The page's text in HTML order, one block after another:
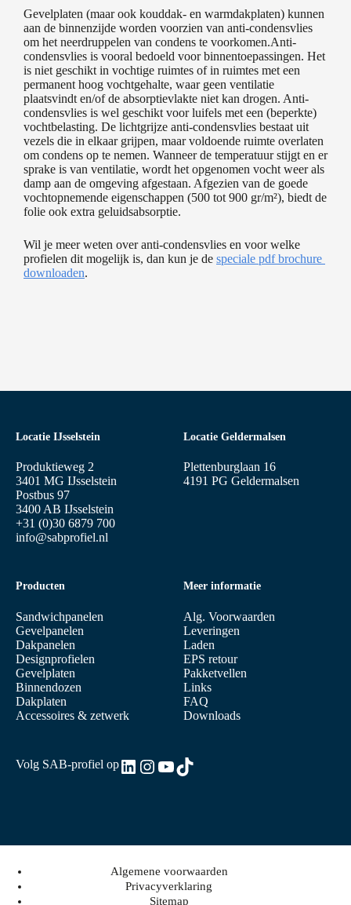
Gevelplaten (maar ook kouddak- en warmdakplaten) kunnen
aan de binnenzijde worden voorzien van anti-condensvlies
om het neerdruppelen van condens te voorkomen.Anti-
condensvlies is vooral bedoeld voor binnentoepassingen. Het
is niet geschikt in vochtige ruimtes of in ruimtes met een
permanent hoog vochtgehalte, waar geen ventilatie
plaatsvindt en/of de absorptievlakte niet kan drogen. Anti-
condensvlies is wel geschikt voor luifels met een (beperkte)
vochtbelasting. De lichtgrijze anti-condensvlies bestaat uit
vezels die in elkaar grijpen, maar voldoende ruimte overlaten
om condens op te nemen. Wanneer de temperatuur stijgt en er
sprake is van ventilatie, wordt het opgenomen vocht weer als
damp aan de omgeving afgestaan. Afgezien van de goede
vochtopnemende eigenschappen (500 tot 900 gr/m²), biedt de
folie ook extra geluidsabsorptie.
Wil je meer weten over anti-condensvlies en voor welke
profielen dit mogelijk is, dan kun je de speciale pdf brochure
downloaden.
Locatie IJsselstein
Produktieweg 2
3401 MG IJsselstein
Postbus 97
3400 AB IJsselstein
+31 (0)30 6879 700
info@sabprofiel.nl
Producten
Sandwichpanelen
Gevelpanelen
Dakpanelen
Designprofielen
Gevelplaten
Binnendozen
Dakplaten
Accessoires & zetwerk
Meer informatie
Alg. Voorwaarden
Leveringen
Laden
EPS retour
Pakketvellen
Links
FAQ
Downloads
Locatie Geldermalsen
Plettenburglaan 16
4191 PG Geldermalsen
Volg SAB-profiel opLinkedIn
Instagram
YouTube
TikTok
Algemene voorwaarden
Privacyverklaring
Sitemap